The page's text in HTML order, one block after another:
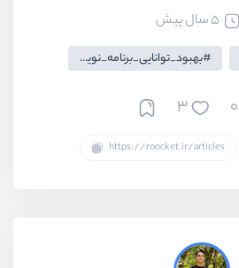
5 سال پیش
بهبود_توانایی_برنامه_نویسان
0
3